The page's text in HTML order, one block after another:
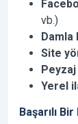
vb.)
Damla
Site
Yerel
Başarılı